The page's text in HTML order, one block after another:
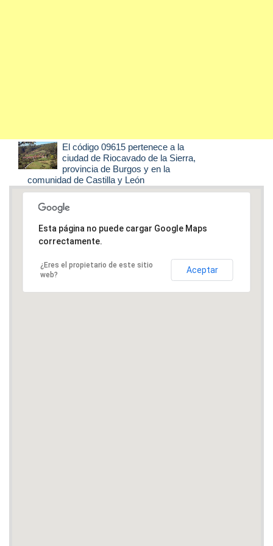
El código 09615 pertenece a la
ciudad de Riocavado de la Sierra,
provincia de Burgos y en la
comunidad de Castilla y León
Esta página no puede cargar Google Maps
correctamente.
¿Eres el propietario de este sitio
web?
Aceptar